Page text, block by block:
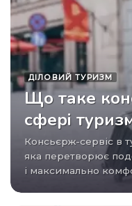
ДІЛОВИЙ ТУРИЗМ
Що таке
сфері
Консьєрж-сервіс в туризмі — це преміум-послуга,
яка перетворює
і максимально